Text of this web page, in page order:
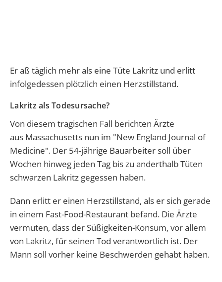
Er aß täglich mehr als eine Tüte Lakritz und erlitt
infolgedessen plötzlich einen Herzstillstand.
Lakritz als Todesursache?
Von diesem tragischen Fall berichten Ärzte
aus Massachusetts nun im "New England Journal of
Medicine". Der 54-jährige Bauarbeiter soll über
Wochen hinweg jeden Tag bis zu anderthalb Tüten
schwarzen Lakritz gegessen haben.
Dann erlitt er einen Herzstillstand, als er sich gerade
in einem Fast-Food-Restaurant befand. Die Ärzte
vermuten, dass der Süßigkeiten-Konsum, vor allem
von Lakritz, für seinen Tod verantwortlich ist. Der
Mann soll vorher keine Beschwerden gehabt haben.